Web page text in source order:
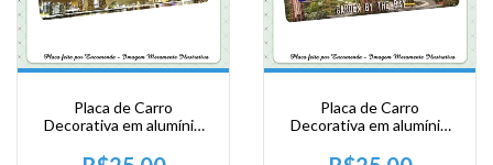
Placa de Carro
Decorativa em alumínio
Ásiatico - Singapura -
Placa de Carro
Decorativa em alumínio
Ásiatico - Singapura -